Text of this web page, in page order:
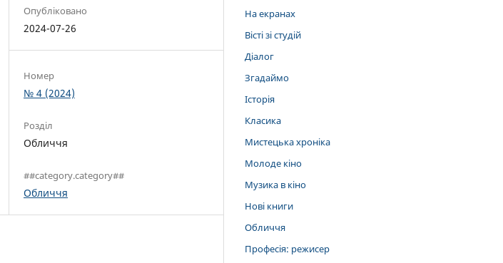
Опубліковано
2024-07-26
Номер
№ 4 (2024)
Розділ
Обличчя
##category.category##
Обличчя
На екранах
Вісті зі студій
Діалог
Згадаймо
Історія
Класика
Мистецька хроніка
Молоде кіно
Музика в кіно
Нові книги
Обличчя
Професія: режисер